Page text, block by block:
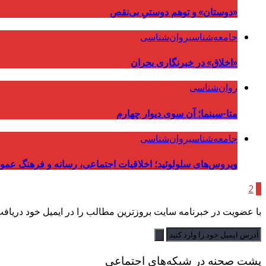
«دوستان» و توهم دوستیِ بی‌نقص
جامعه‌شناسیروان‌شناسی
«اخلاق» در خبرنگاری بحران
روان‌شناسی
متا-سینما؛ آن سوی دیوار چهارم
جامعه‌شناسیروان‌شناسی
ویروس‌های سلولوئید؛ اخلاقیات اجتماعی، رسانه و فرهنگ
2
با عضویت در خبرنامه سایت بروزترین مطالب را در ایمیل خود
پشت صحنه در شبکه‌های اجتماعی